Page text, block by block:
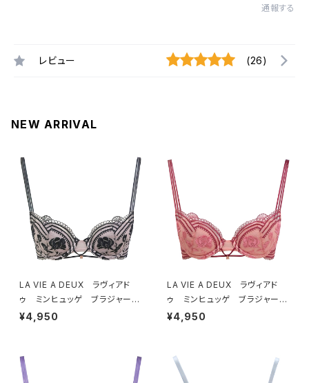
通報する
レビュー (26)
NEW ARRIVAL
LA VIE A DEUX ラヴィアド
ゥ ミンヒュッゲ ブラジャー
（ブラック）BRA BLACK 2249
¥4,950
LA VIE A DEUX ラヴィアド
ゥ ミンヒュッゲ ブラジャー
（ヒュッゲオレンジ）BRA HYGG
¥4,950